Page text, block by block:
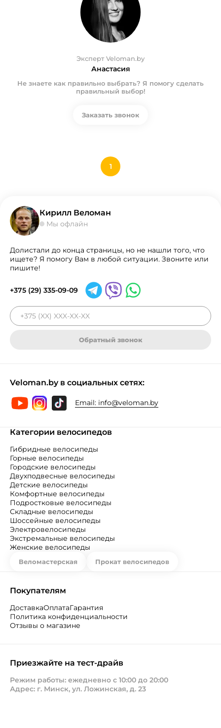
Эксперт Veloman.by
Анастасия
Не знаете как правильно выбрать? Я помогу сделать
правильный выбор!
Заказать звонок
1
Кирилл Веломан
Мы офлайн
Долистали до конца страницы, но не нашли того, что
ищете? Я помогу Вам в любой ситуации. Звоните или
пишите!
+375 (29) 335-09-09
Обратный звонок
Veloman.by в социальных сетях:
Email: info@veloman.by
Категории велосипедов
Гибридные велосипеды
Горные велосипеды
Городские велосипеды
Двухподвесные велосипеды
Детские велосипеды
Комфортные велосипеды
Подростковые велосипеды
Складные велосипеды
Шоссейные велосипеды
Электровелосипеды
Экстремальные велосипеды
Женские велосипеды
Веломастерская Прокат велосипедов
Покупателям
ДоставкаОплатаГарантия
Политика конфиденциальности
Отзывы о магазине
Приезжайте на тест-драйв
Режим работы: ежедневно с 10:00 до 20:00
Адрес: г. Минск, ул. Ложинская, д. 23